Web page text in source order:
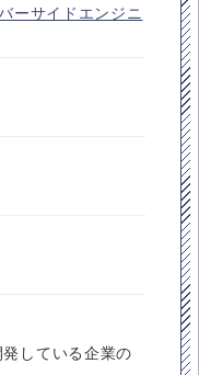
ーサイドエンジニ
している企業の